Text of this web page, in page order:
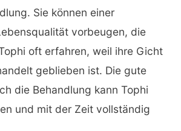
Sie können einer
vorbeugen, die
oft erfahren, weil ihre Gicht
geblieben ist. Die gute
die Behandlung kann Tophi
und mit der Zeit vollständig